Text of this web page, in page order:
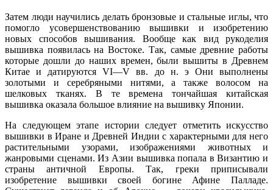
Затем люди научились делать бронзовые и стальные иглы, что
помогло усовершенствованию вышивки и изобретению
новых способов вышивания. Вообще как вид рукоделия
вышивка появилась на Востоке. Так, самые древние работы
которые дошли до наших времен, были вышиты в Древнем
Китае и датируются VI—V вв. до н. э Они выполнены
золотыми и серебряными нитями, а также волосом на
шелковых тканях. В те времена тончайшая китайская
вышивка оказала большое влияние на вышивку Японии.
На следующем этапе истории следует отметить искусство
вышивки в Иране и Древней Индии с характерными для него
растительными узорами, изображениями животных и
жанровыми сценами. Из Азии вышивка попала в Византию и
страны античной Европы. Так, греки приписывали
изобретение вышивки своей богине Афине Палладе.